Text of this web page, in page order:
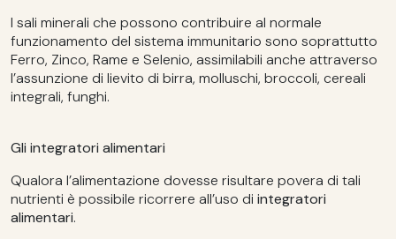
I sali minerali che possono contribuire al normale
funzionamento del sistema immunitario sono soprattutto
Ferro, Zinco, Rame e Selenio, assimilabili anche attraverso
l’assunzione di lievito di birra, molluschi, broccoli, cereali
integrali, funghi.
Gli integratori alimentari
Qualora l’alimentazione dovesse risultare povera di tali
nutrienti è possibile ricorrere all’uso di integratori
alimentari.